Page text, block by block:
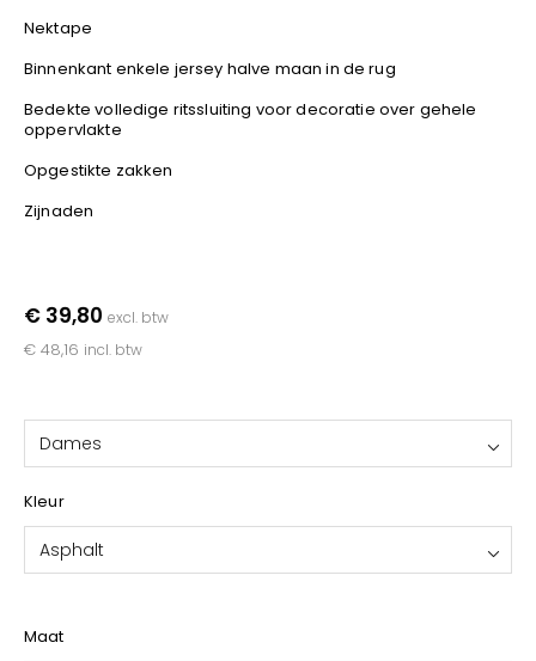
Nektape
Binnenkant enkele jersey halve maan in de rug
Bedekte volledige ritssluiting voor decoratie over gehele
oppervlakte
Opgestikte zakken
Zijnaden
€ 39,80 excl. btw
€ 48,16 incl. btw
Dames
Kleur
Asphalt
Maat